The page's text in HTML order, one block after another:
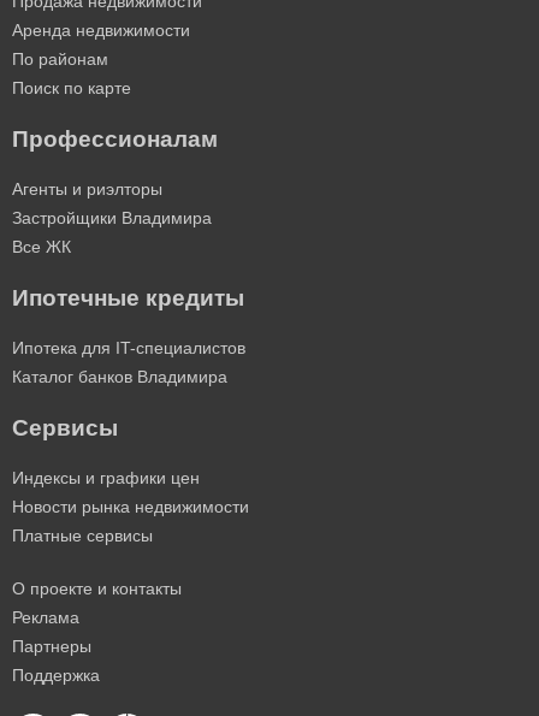
Аренда недвижимости
По районам
Поиск по карте
Профессионалам
Агенты и риэлторы
Застройщики Владимира
Все ЖК
Ипотечные кредиты
Ипотека для IT-специалистов
Каталог банков Владимира
Сервисы
Индексы и графики цен
Новости рынка недвижимости
Платные сервисы
О проекте и контакты
Реклама
Партнеры
Поддержка